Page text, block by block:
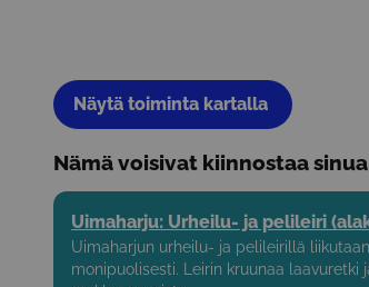
Näytä toiminta kartalla
Nämä voisivat kiinnostaa sinua
Uimaharju: Urheilu- ja pelileiri
Uimaharjun urheilu- ja pelileirillä
monipuolisesti. Leirin kruunaa laavuretki